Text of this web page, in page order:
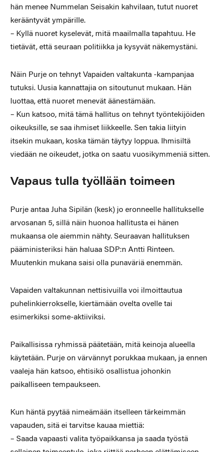
hän menee Nummelan Seisakin kahvilaan, tutut nuoret
kerääntyvät ympärille.
– Kyllä nuoret kyselevät, mitä maailmalla tapahtuu. He
tietävät, että seuraan politiikka ja kysyvät näkemystäni.
Näin Purje on tehnyt Vapaiden valtakunta -kampanjaa
tutuksi. Uusia kannattajia on sitoutunut mukaan. Hän
luottaa, että nuoret menevät äänestämään.
– Kun katsoo, mitä tämä hallitus on tehnyt työntekijöiden
oikeuksille, se saa ihmiset liikkeelle. Sen takia liityin
itsekin mukaan, koska tämän täytyy loppua. Ihmisiltä
viedään ne oikeudet, jotka on saatu vuosikymmeniä sitten.
Vapaus tulla työllään toimeen
Purje antaa Juha Sipilän (kesk) jo eronneelle hallitukselle
arvosanan 5, sillä näin huonoa hallitusta ei hänen
mukaansa ole aiemmin nähty. Seuraavan hallituksen
pääministeriksi hän haluaa SDP:n Antti Rinteen.
Muutenkin mukana saisi olla punaväriä enemmän.
Vapaiden valtakunnan nettisivuilla voi ilmoittautua
puhelinkierrokselle, kiertämään ovelta ovelle tai
esimerkiksi some-aktiiviksi.
Paikallisissa ryhmissä päätetään, mitä keinoja alueella
käytetään. Purje on värvännyt porukkaa mukaan, ja ennen
vaaleja hän katsoo, ehtisikö osallistua johonkin
paikalliseen tempaukseen.
Kun häntä pyytää nimeämään itselleen tärkeimmän
vapauden, sitä ei tarvitse kauaa miettiä:
– Saada vapaasti valita työpaikkansa ja saada työstä